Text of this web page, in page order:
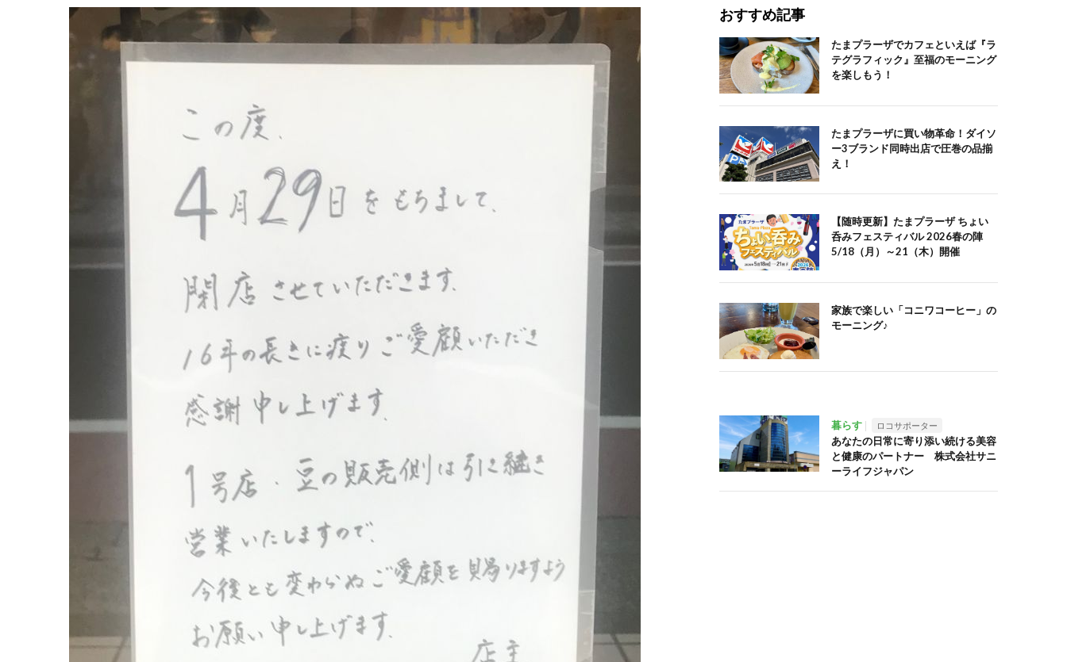
おすすめ記事
たまプラーザでカフェといえば『ラ
テグラフィック』至福のモーニング
を楽しもう！
たまプラーザに買い物革命！ダイソ
ー3ブランド同時出店で圧巻の品揃
え！
【随時更新】たまプラーザ ちょい
呑みフェスティバル 2026春の陣
5/18（月）～21（木）開催
家族で楽しい「コニワコーヒー」の
モーニング♪
暮らす ロコサポーター
あなたの日常に寄り添い続ける美容
と健康のパートナー 株式会社サニ
ーライフジャパン